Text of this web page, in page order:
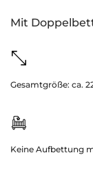
Mit
Gesamtgröße: ca.
Keine Aufbettung